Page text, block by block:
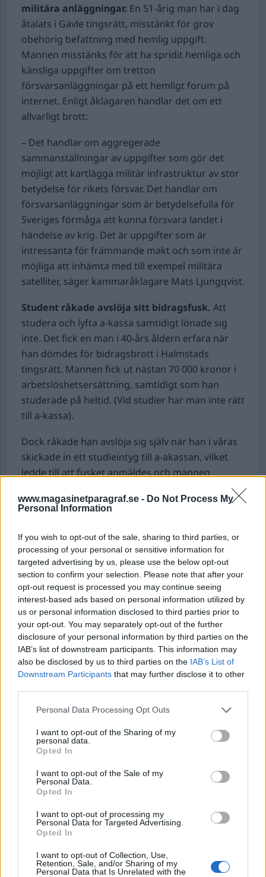
www.magasinetparagraf.se - Do Not Process My
Personal Information
If you wish to opt-out of the sale, sharing to third parties, or
processing of your personal or sensitive information for
targeted advertising by us, please use the below opt-out
section to confirm your selection. Please note that after your
opt-out request is processed you may continue seeing
interest-based ads based on personal information utilized by
us or personal information disclosed to third parties prior to
your opt-out. You may separately opt-out of the further
disclosure of your personal information by third parties on the
IAB’s list of downstream participants. This information may
also be disclosed by us to third parties on the IAB’s List of
Downstream Participants that may further disclose it to other
Personal Data Processing Opt Outs
I want to opt-out of the Sharing of my
personal data.
Opted In
I want to opt-out of the Sale of my
Personal Data.
Opted In
I want to opt-out of processing my
Personal Data for Targeted Advertising.
Opted In
I want to opt-out of Collection, Use,
Retention, Sale, and/or Sharing of my
Personal Data that Is Unrelated with the
militära anläggningar. En 51-årig man har i dag
åtalats i Gävle tingsrätt, misstänkt för grov
obehörig befattning med hemlig uppgift.
Mannen misstänks för att ha spridit hemliga och
känsliga uppgifter om tretton
försvarsanläggningar på ett hemligt forum på
internet. Enligt åklagaren handlar det om ett
allvarligt brott:
– Det handlar om aggregerade
sammanställningar av uppgifter som gör det
möjligt att kartlägga militär infrastruktur av stor
betydelse för rikets försvar. Det handlar om
försvarsanläggningar som är betydelsefulla för
Sveriges förmåga att kunna försvara landet i
händelse av krig. Det är uppgifter som är
intressanta för främmande makt och som inte är
möjliga att inhämta med till exempel militära
satelliter, säger kammaråklagare Mats Ljungqvist.
Student råkade avslöja sitt bidragsfusk. Att
studera och lyfta a-kassa samtidigt lönade sig
inte. Det fick en man i 40-års åldern erfara när
han dömdes för bidragsbrott i Halmstads
tingsrätt. Mannen fick ut nästan 70 000 kronor i
arbetslöshetsersättning, samtidigt som han
studerade på heltid. (Vid studier har man inte rätt
till a-kassa).
Dock råkade han avslöja sig själv när han i våras
skickade in ett studieintyg till a-akassan, vilket
ledde till att fusket anmäldes och mannen
åtalades. Under rättegången skyllde studenten
på slarv, att han inte läst villkoren ordentligt.
var medvetet och så allvarligt att straffvärdet var
två månaders fängelse. Studenten klarade sig
undan med villkorlig dom och 50 dagsböter då
han var tidigare ostraffad.
Fusket blev ändå kostsamt – utöver återbetalning
med ränta ska han böta 12 000 kronor, betala 800
kronor till Brottsofferfonden och tvingas själv stå
för kostnaderna för sin offentliga försvarare på
närmare 4 000 kronor.
Juriststudenternas drömarbetsplats –
Åklagarmyndigheten.Den senaste
Åklagarmyndigheten gått om storbyrån
Mannheimer Swartling och rankas nu som
drömarbetsplatsen bland Sveriges
juriststudenter.
På tio-i-topp listan finns hela fyra statliga
myndigheter, men endast två advokatbyråer.
– Vi är otroligt stolta och glada över
förstaplaceringen, säger riksåklagare Petra